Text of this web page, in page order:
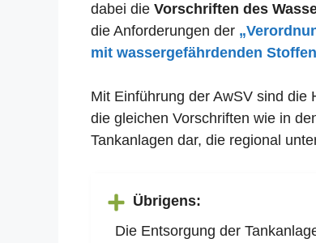
dabei die Vorschriften des
die Anforderungen der
mit wassergefährdenden
Mit Einführung der AwSV sind die
die gleichen Vorschriften wie in
Tankanlagen dar, die regional
Übrigens:
Die Entsorgung der